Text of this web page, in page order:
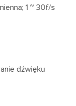
1 ~ 30f/s
dźwięku